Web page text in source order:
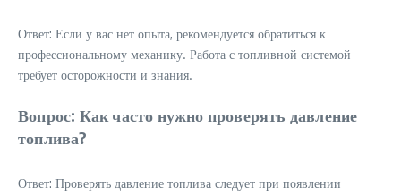
Ответ: Если у вас нет опыта, рекомендуется обратиться к
профессиональному механику. Работа с топливной системой
требует осторожности и знания.
Вопрос: Как часто нужно проверять давление
топлива?
Ответ: Проверять давление топлива следует при появлении